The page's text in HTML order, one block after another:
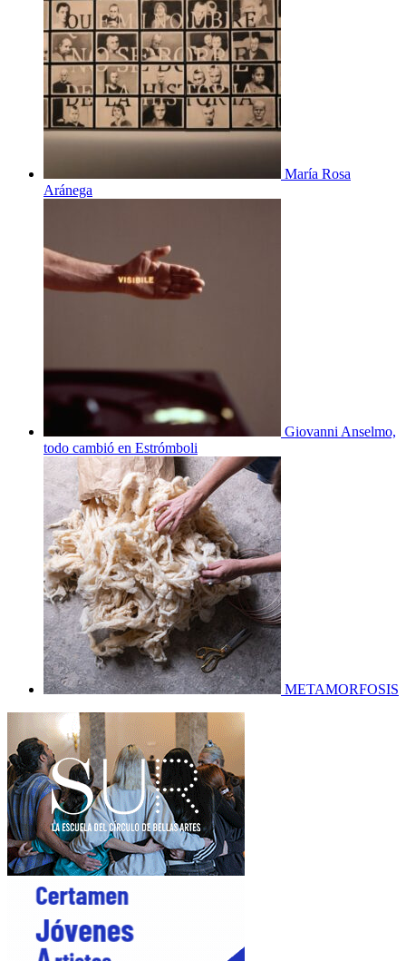
María Rosa
Aránega
Giovanni Anselmo,
todo cambió en Estrómboli
METAMORFOSIS